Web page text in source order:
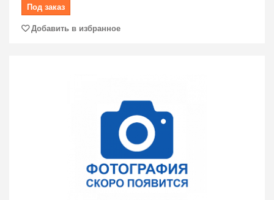
Под заказ
Добавить в избранное